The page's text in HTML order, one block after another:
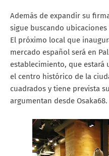
Además de expandir su
sigue buscando
El próximo local que
mercado español será en
establecimiento, que estará
el centro histórico de la
cuadrados y tiene prevista
argumentan desde Osaka68.